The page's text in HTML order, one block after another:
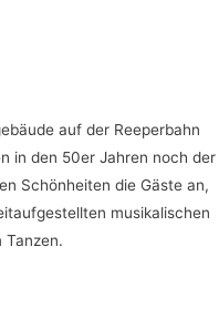
auf der Ree­per­bahn
in den 50er Jah­ren noch der
Schön­hei­ten die Gäs­te an,
musi­ka­li­schen
Tanzen.